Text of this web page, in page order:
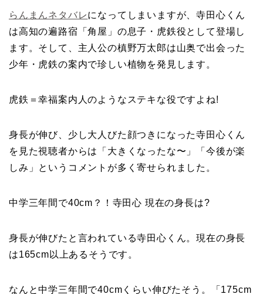
らんまんネタバレになってしまいますが、寺田心くん
は高知の遍路宿「角屋」の息子・虎鉄役として登場し
ます。そして、主人公の槙野万太郎は山奥で出会った
少年・虎鉄の案内で珍しい植物を発見します。
虎鉄＝幸福案内人のようなステキな役ですよね!
身長が伸び、少し大人びた顔つきになった寺田心くん
を見た視聴者からは「大きくなったな〜」「今後が楽
しみ」というコメントが多く寄せられました。
中学三年間で40cm？！寺田心 現在の身長は?
身長が伸びたと言われている寺田心くん。現在の身長
は165cm以上あるそうです。
なんと中学三年間で40cmくらい伸びたそう。「175cm